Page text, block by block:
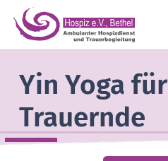
Yin Yoga für
Trauernde